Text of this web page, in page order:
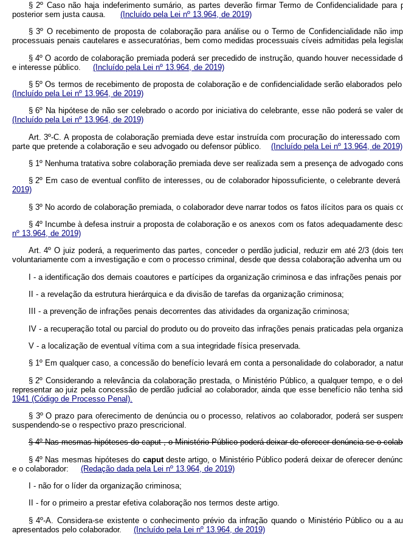
§ 2º Caso não haja indeferimento sumário, as partes deverão firmar Termo de Confidencialidade
posterior sem justa causa. (Incluído pela Lei nº 13.964, de 2019)
§ 3º O recebimento de proposta de colaboração para análise ou o Termo de Confidencialidade não
processuais penais cautelares e assecuratórias, bem como medidas processuais cíveis admitidas pela
§ 4º O acordo de colaboração premiada poderá ser precedido de instrução, quando houver
e interesse público. (Incluído pela Lei nº 13.964, de 2019)
§ 5º Os termos de recebimento de proposta de colaboração e de confidencialidade serão elaborados
(Incluído pela Lei nº 13.964, de 2019)
§ 6º Na hipótese de não ser celebrado o acordo por iniciativa do celebrante, esse não poderá se valer
(Incluído pela Lei nº 13.964, de 2019)
Art. 3º-C. A proposta de colaboração premiada deve estar instruída com procuração do interessado
parte que pretende a colaboração e seu advogado ou defensor público. (Incluído pela Lei nº 13.964, de 2019)
§ 1º Nenhuma tratativa sobre colaboração premiada deve ser realizada sem a presença de advogado
§ 2º Em caso de eventual conflito de interesses, ou de colaborador hipossuficiente, o celebrante
2019)
§ 3º No acordo de colaboração premiada, o colaborador deve narrar todos os fatos ilícitos para os
§ 4º Incumbe à defesa instruir a proposta de colaboração e os anexos com os fatos adequadamente
nº 13.964, de 2019)
Art. 4º O juiz poderá, a requerimento das partes, conceder o perdão judicial, reduzir em até 2/3 (dois
voluntariamente com a investigação e com o processo criminal, desde que dessa colaboração advenha um
I - a identificação dos demais coautores e partícipes da organização criminosa e das infrações penais
II - a revelação da estrutura hierárquica e da divisão de tarefas da organização criminosa;
III - a prevenção de infrações penais decorrentes das atividades da organização criminosa;
IV - a recuperação total ou parcial do produto ou do proveito das infrações penais praticadas pela
V - a localização de eventual vítima com a sua integridade física preservada.
§ 1º Em qualquer caso, a concessão do benefício levará em conta a personalidade do colaborador, a
§ 2º Considerando a relevância da colaboração prestada, o Ministério Público, a qualquer tempo, e o
representar ao juiz pela concessão de perdão judicial ao colaborador, ainda que esse benefício não tenha
1941 (Código de Processo Penal).
§ 3º O prazo para oferecimento de denúncia ou o processo, relativos ao colaborador, poderá ser
suspendendo-se o respectivo prazo prescricional.
§ 4º Nas mesmas hipóteses docaput, o Ministério Público poderá deixar de oferecer denúncia se o
§ 4º Nas mesmas hipóteses do caputdeste artigo, o Ministério Público poderá deixar de oferecer
e o colaborador: (Redação dada pela Lei nº 13.964, de 2019)
I - não for o líder da organização criminosa;
II - for o primeiro a prestar efetiva colaboração nos termos deste artigo.
§ 4º-A. Considera-se existente o conhecimento prévio da infração quando o Ministério Público ou a
apresentados pelo colaborador. (Incluído pela Lei nº 13.964, de 2019)